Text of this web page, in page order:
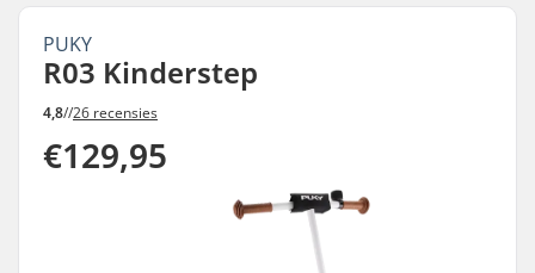
PUKY
R03 Kinderstep
4,8//26 recensies
€129,95